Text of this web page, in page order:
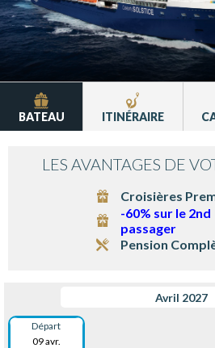
BATEAU ITINÉRAIRE
LES AVANTAGES DE
Croisières
-60% sur le 2nd
passager
Pension
Avril 2027
Départ
09 avr.